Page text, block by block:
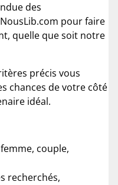
des
pour faire
quelle que soit notre
précis vous
chances de votre côté
idéal.
couple,
recherchés,